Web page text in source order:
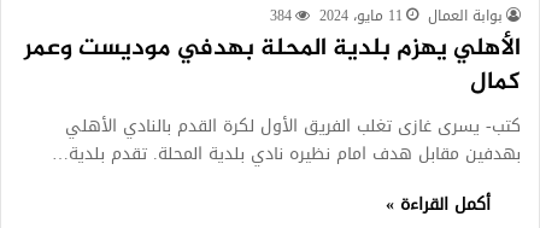
بوابة العمال 11 مايو، 2024 384
الأهلي يهزم بلدية المحلة بهدفي موديست وعمر
كمال
كتب- يسرى غازى تغلب الفريق الأول لكرة القدم بالنادي الأهلي
بهدفين مقابل هدف امام نظيره نادي بلدية المحلة. تقدم بلدية…
أكمل القراءة »